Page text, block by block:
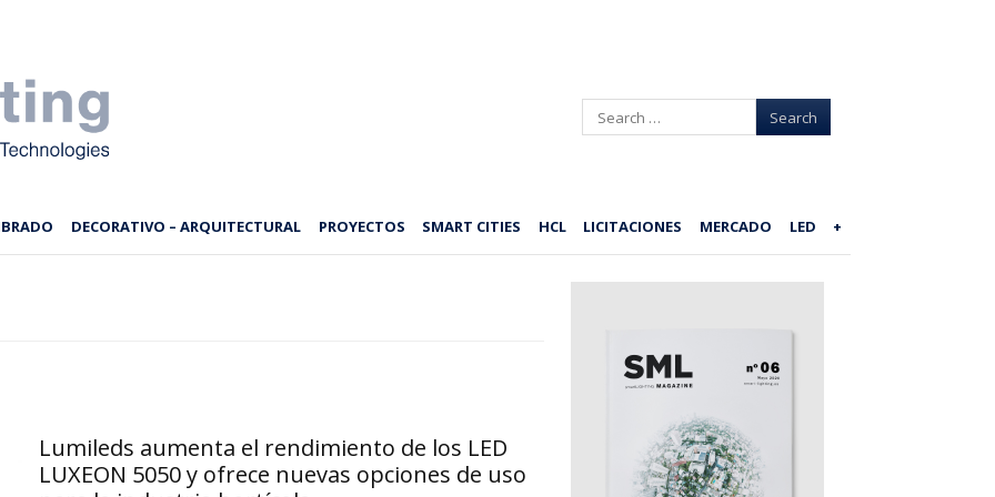
Search
DECORATIVO – ARQUITECTURAL PROYECTOS SMART CITIES HCL LICITACIONES MERCADO LED +
Lumileds aumenta el rendimiento de los LED
LUXEON 5050 y ofrece nuevas opciones de uso